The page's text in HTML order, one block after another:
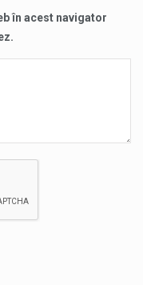
în acest navigator